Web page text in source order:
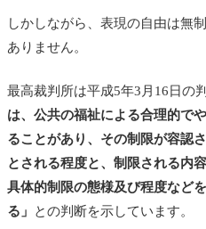
しかしながら、表現の自由は無
ありません。
最高裁判所は平成5年3月16日の
は、公共の福祉による合理的で
ることがあり、その制限が容認
とされる程度と、制限される内
具体的制限の態様及び程度など
る」
との判断を示しています。